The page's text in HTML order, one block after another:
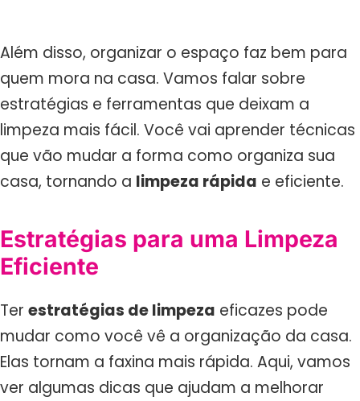
Além disso, organizar o espaço faz bem para
quem mora na casa. Vamos falar sobre
estratégias e ferramentas que deixam a
limpeza mais fácil. Você vai aprender técnicas
que vão mudar a forma como organiza sua
casa, tornando a limpeza rápida e eficiente.
Estratégias para uma Limpeza
Eficiente
Ter estratégias de limpeza eficazes pode
mudar como você vê a organização da casa.
Elas tornam a faxina mais rápida. Aqui, vamos
ver algumas dicas que ajudam a melhorar